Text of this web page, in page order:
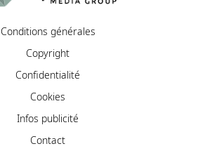
Conditions générales
Copyright
Confidentialité
Cookies
Infos publicité
Contact